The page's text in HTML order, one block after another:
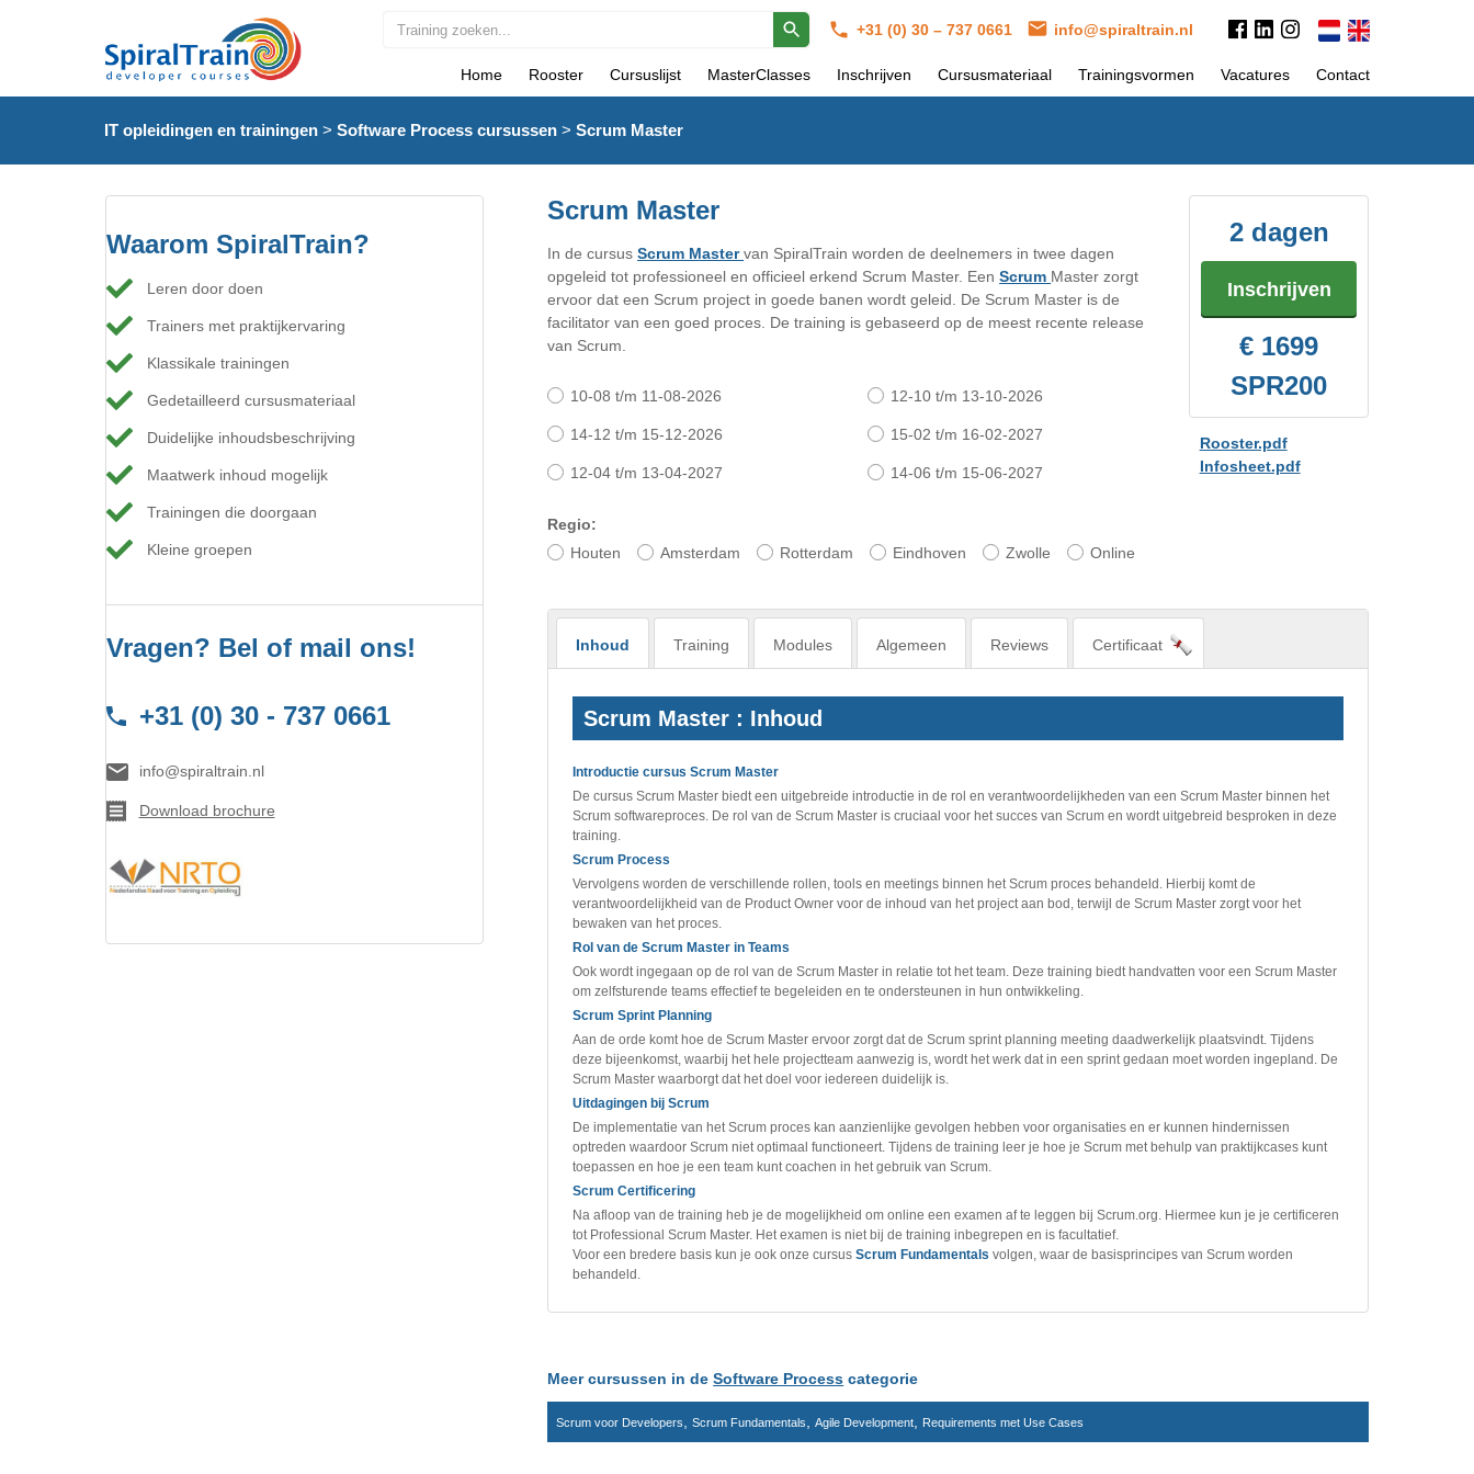
+31 (0) 30 – 737 0661 info@spiraltrain.nl
Home Rooster Cursuslijst MasterClasses Inschrijven Cursusmateriaal Trainingsvormen Vacatures Contact
IT opleidingen en trainingen> Software Process cursussen> Scrum Master
Waarom SpiralTrain?
Leren door doen
Trainers met praktijkervaring
Klassikale trainingen
Gedetailleerd cursusmateriaal
Duidelijke inhoudsbeschrijving
Maatwerk inhoud mogelijk
Trainingen die doorgaan
Kleine groepen
Vragen? Bel of mail ons!
+31 (0) 30 - 737 0661
info@spiraltrain.nl
Download brochure
Scrum Master
In de cursusScrum Mastervan SpiralTrain worden de deelnemers in twee dagen
opgeleid tot professioneel en officieel erkend Scrum Master. EenScrum Master zorgt
ervoor dat een Scrum project in goede banen wordt geleid. De Scrum Master is de
facilitator van een goed proces. De training is gebaseerd op de meest recente release
van Scrum.
10-08 t/m 11-08-2026 12-10 t/m 13-10-2026
14-12 t/m 15-12-2026 15-02 t/m 16-02-2027
12-04 t/m 13-04-2027 14-06 t/m 15-06-2027
Regio:
Houten
Amsterdam Rotterdam Eindhoven Zwolle Online
2 dagen
Inschrijven
€ 1699
SPR200
Rooster.pdf
Infosheet.pdf
Inhoud Training Modules Algemeen Reviews Certificaat
Scrum Master : Inhoud
Introductie cursus Scrum Master
De cursus Scrum Master biedt een uitgebreide introductie in de rol en verantwoordelijkheden van een Scrum Master binnen het
Scrum softwareproces. De rol van de Scrum Master is cruciaal voor het succes van Scrum en wordt uitgebreid besproken in deze
training.
Scrum Process
Vervolgens worden de verschillende rollen, tools en meetings binnen het Scrum proces behandeld. Hierbij komt de
verantwoordelijkheid van de Product Owner voor de inhoud van het project aan bod, terwijl de Scrum Master zorgt voor het
bewaken van het proces.
Rol van de Scrum Master in Teams
Ook wordt ingegaan op de rol van de Scrum Master in relatie tot het team. Deze training biedt handvatten voor een Scrum Master
om zelfsturende teams effectief te begeleiden en te ondersteunen in hun ontwikkeling.
Scrum Sprint Planning
Aan de orde komt hoe de Scrum Master ervoor zorgt dat de Scrum sprint planning meeting daadwerkelijk plaatsvindt. Tijdens
deze bijeenkomst, waarbij het hele projectteam aanwezig is, wordt het werk dat in een sprint gedaan moet worden ingepland. De
Scrum Master waarborgt dat het doel voor iedereen duidelijk is.
Uitdagingen bij Scrum
De implementatie van het Scrum proces kan aanzienlijke gevolgen hebben voor organisaties en er kunnen hindernissen
optreden waardoor Scrum niet optimaal functioneert. Tijdens de training leer je hoe je Scrum met behulp van praktijkcases kunt
toepassen en hoe je een team kunt coachen in het gebruik van Scrum.
Scrum Certificering
Na afloop van de training heb je de mogelijkheid om online een examen af te leggen bij Scrum.org. Hiermee kun je je certificeren
tot Professional Scrum Master. Het examen is niet bij de training inbegrepen en is facultatief.
Voor een bredere basis kun je ook onze cursusScrum Fundamentals volgen, waar de basisprincipes van Scrum worden
behandeld.
Meer cursussen in deSoftware Process categorie
Scrum voor Developers ,Scrum Fundamentals ,Agile Development Requirements met Use Cases